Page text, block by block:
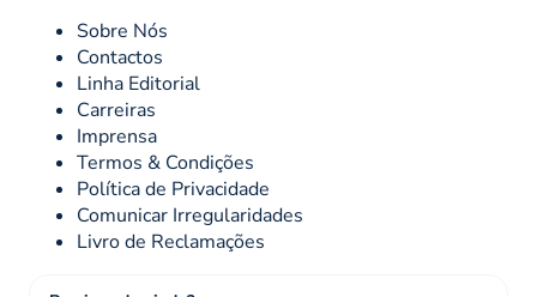
Sobre Nós
Contactos
Linha Editorial
Carreiras
Imprensa
Termos & Condições
Política de Privacidade
Comunicar Irregularidades
Livro de Reclamações